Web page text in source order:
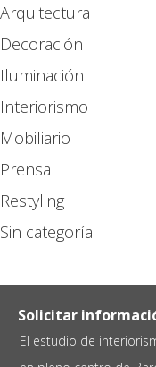
Arquitectura
Decoración
Iluminación
Interiorismo
Mobiliario
Prensa
Restyling
Sin categoría
Solicitar
El estudio de